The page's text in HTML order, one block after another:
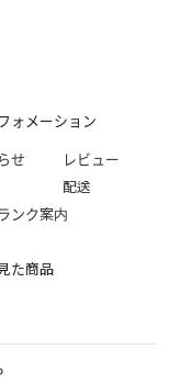
ォメーション
せ
レビュー
配送
ンク案内
た商品
トパンツSET